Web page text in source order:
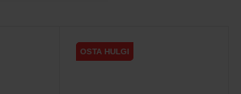
OSTA HULGI
OSTA HULGI
OSTA HULGI